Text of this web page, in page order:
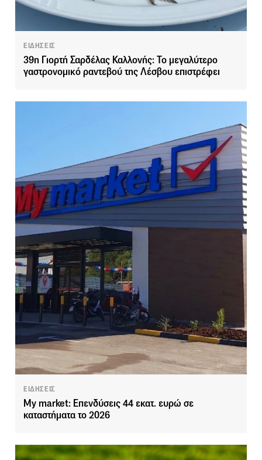
ΕΙΔΗΣΕΙΣ
39η Γιορτή Σαρδέλας Καλλονής: Το μεγαλύτερο
γαστρονομικό ραντεβού της Λέσβου επιστρέφει
ΕΙΔΗΣΕΙΣ
My market: Επενδύσεις 44 εκατ. ευρώ σε
καταστήματα το 2026